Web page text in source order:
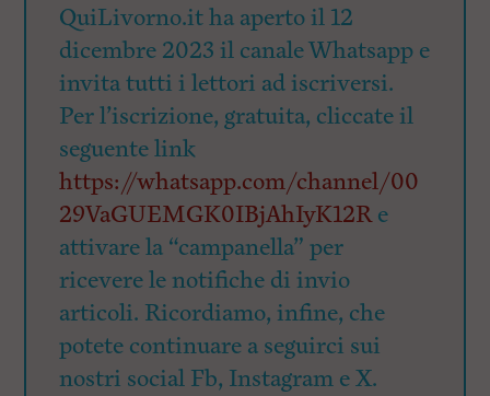
QuiLivorno.it ha aperto il 12
dicembre 2023 il canale Whatsapp e
invita tutti i lettori ad iscriversi.
Per l’iscrizione, gratuita, cliccate il
seguente link
https://whatsapp.com/channel/00
29VaGUEMGK0IBjAhIyK12Re
attivare la “campanella” per
ricevere le notifiche di invio
articoli. Ricordiamo, infine, che
potete continuare a seguirci sui
nostri social Fb, Instagram e X.